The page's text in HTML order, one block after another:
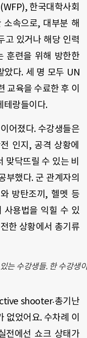
한국대학사회
소속으로, 대부분 해
고 있거나 해당 인력
훈련을 위해 방한한
았다. 세 명 모두 UN
교육을 수료한 후 이
테랑들이다.
어졌다. 수강생들은
인지, 공격 상황에
맞닥뜨릴 수 있는 비
부했다. 군 관계자의
방탄조끼, 헬멧 등
사용법을 익힐 수 있
한 상황에서 총기류
는 수강생들. 한 수강생
shooter‧총기난
없었어요. 수차례 이
전에선 쇼크 상태가